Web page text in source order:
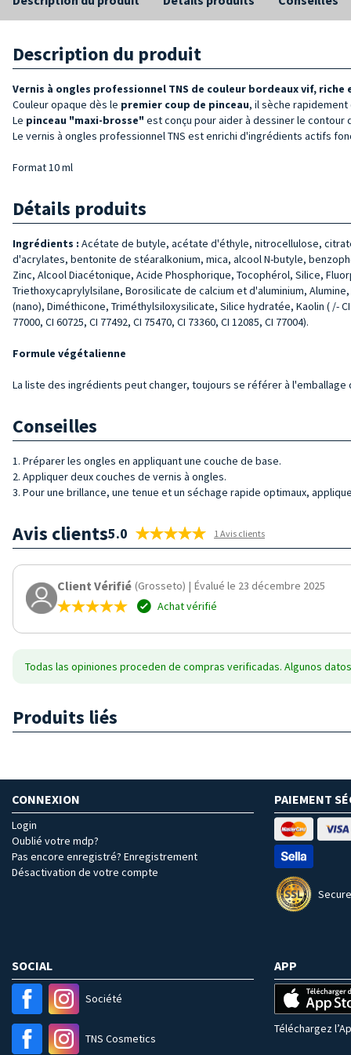
Description du produit
Vernis à ongles professionnel TNS de couleur bordeaux vif,
Couleur opaque dès le premier coup de pinceau, il sèche
Le pinceau "maxi-brosse" est conçu pour aider à dessiner le
Le vernis à ongles professionnel TNS est enrichi d'ingrédients actifs
Format 10 ml
Détails produits
Ingrédients : Acétate de butyle, acétate d'éthyle, nitrocellulose,
d'acrylates, bentonite de stéaralkonium, mica, alcool N-butyle,
Zinc, Alcool Diacétonique, Acide Phosphorique, Tocophérol, Silice,
Triethoxycaprylylsilane, Borosilicate de calcium et d'aluminium,
(nano), Diméthicone, Triméthylsiloxysilicate, Silice hydratée, Kaolin ( /- CI
77000, CI 60725, CI 77492, CI 75470, CI 73360, CI 12085, CI 77004).
Formule végétalienne
La liste des ingrédients peut changer, toujours se référer à
Conseilles
1. Préparer les ongles en appliquant une couche de base.
2. Appliquer deux couches de vernis à ongles.
3. Pour une brillance, une tenue et un séchage rapide optimaux,
Avis clients5.0 1 Avis clients
Client Vérifié (Grosseto) | Évalué le 23 décembre 2025
Achat vérifié
Todas las opiniones proceden de compras verificadas. Algunos
Produits liés
CONNEXION
Login
Oublié votre mdp?
Pas encore enregistré? Enregistrement
Désactivation de votre compte
PAIEMENT
SOCIAL
Société
TNS Cosmetics
APP
Téléchargez